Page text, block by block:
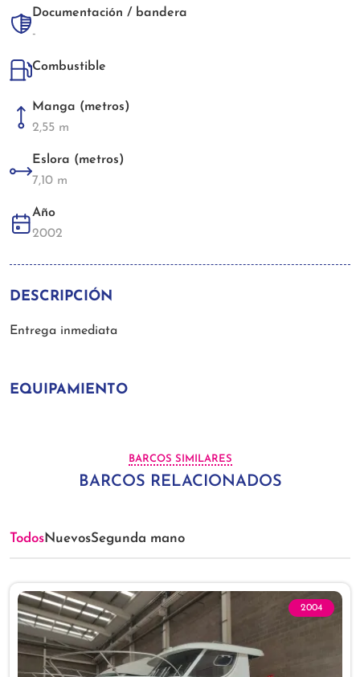
Documentación / bandera
-
Combustible
Manga (metros)
2,55 m
Eslora (metros)
7,10 m
Año
2002
DESCRIPCIÓN
Entrega inmediata
EQUIPAMIENTO
BARCOS SIMILARES
BARCOS RELACIONADOS
TodosNuevosSegunda mano
2004